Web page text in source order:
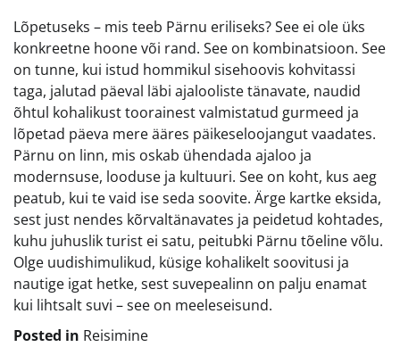
Lõpetuseks – mis teeb Pärnu eriliseks? See ei ole üks
konkreetne hoone või rand. See on kombinatsioon. See
on tunne, kui istud hommikul sisehoovis kohvitassi
taga, jalutad päeval läbi ajalooliste tänavate, naudid
õhtul kohalikust toorainest valmistatud gurmeed ja
lõpetad päeva mere ääres päikeseloojangut vaadates.
Pärnu on linn, mis oskab ühendada ajaloo ja
modernsuse, looduse ja kultuuri. See on koht, kus aeg
peatub, kui te vaid ise seda soovite. Ärge kartke eksida,
sest just nendes kõrvaltänavates ja peidetud kohtades,
kuhu juhuslik turist ei satu, peitubki Pärnu tõeline võlu.
Olge uudishimulikud, küsige kohalikelt soovitusi ja
nautige igat hetke, sest suvepealinn on palju enamat
kui lihtsalt suvi – see on meeleseisund.
Posted in Reisimine